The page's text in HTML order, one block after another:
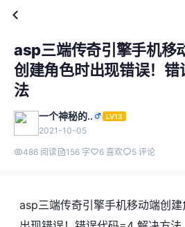
asp三端传奇引擎手机移
创建角色时出现错误！
法
一个神秘的.. LV13
2021-10-05
486 阅读 156 字 6 喜欢 5 评论
asp三端传奇引擎手机移动端创